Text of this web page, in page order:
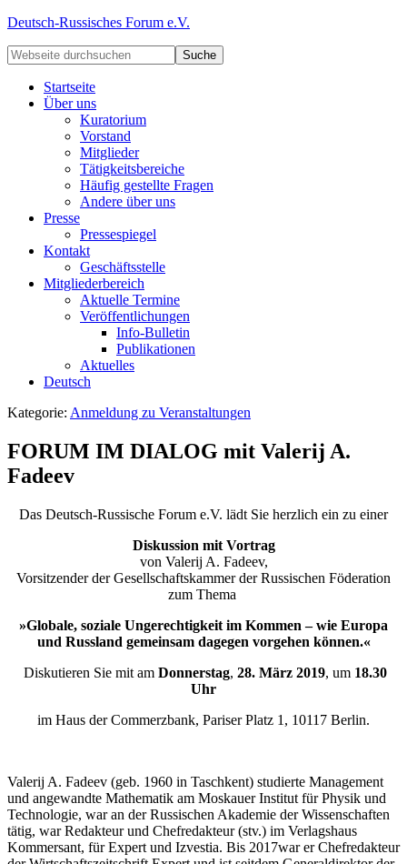
Deutsch-Russisches Forum e.V.
Startseite
Über uns
Kuratorium
Vorstand
Mitglieder
Tätigkeitsbereiche
Häufig gestellte Fragen
Andere über uns
Presse
Pressespiegel
Kontakt
Geschäftsstelle
Mitgliederbereich
Aktuelle Termine
Veröffentlichungen
Info-Bulletin
Publikationen
Aktuelles
Deutsch
Kategorie: Anmeldung zu Veranstaltungen
FORUM IM DIALOG mit Valerij A.
Fadeev
Das Deutsch-Russische Forum e.V. lädt Sie herzlich ein zu einer
Diskussion mit Vortrag
von Valerij A. Fadeev,
Vorsitzender der Gesellschaftskammer der Russischen Föderation
zum Thema
»Globale, soziale Ungerechtigkeit im Kommen – wie Europa
und Russland gemeinsam dagegen vorgehen können.«
Diskutieren Sie mit am Donnerstag, 28. März 2019, um 18.30
Uhr
im Haus der Commerzbank, Pariser Platz 1, 10117 Berlin.
Valerij A. Fadeev (geb. 1960 in Taschkent) studierte Management
und angewandte Mathematik am Moskauer Institut für Physik und
Technologie, war an der Russischen Akademie der Wissenschaften
tätig, war Redakteur und Chefredakteur (stv.) im Verlagshaus
Kommersant, für Expert und Izvestia. Bis 2017war er Chefredakteur